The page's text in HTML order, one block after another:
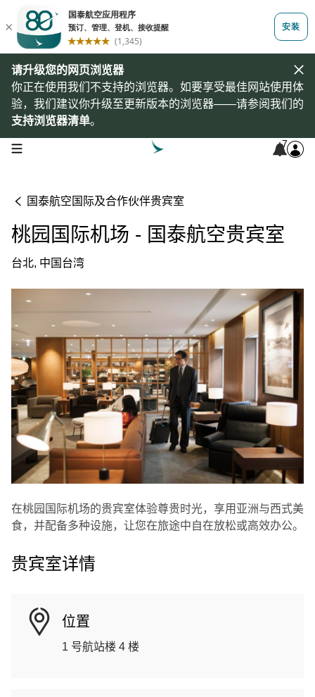
请升级您的网页浏览器
你正在使用我们不支持的浏览器。如要享受最佳网站使用体
验，我们建议你升级至更新版本的浏览器——请参阅我们的
支持浏览器清单。
open navigation menu 7
国泰航空国际及合作伙伴贵宾室
桃园国际机场 - 国泰航空贵宾室
台北, 中国台湾
在桃园国际机场的贵宾室体验尊贵时光，享用亚洲与西式美
食，并配备多种设施，让您在旅途中自在放松或高效办公。
贵宾室详情
位置
1 号航站楼 4 楼